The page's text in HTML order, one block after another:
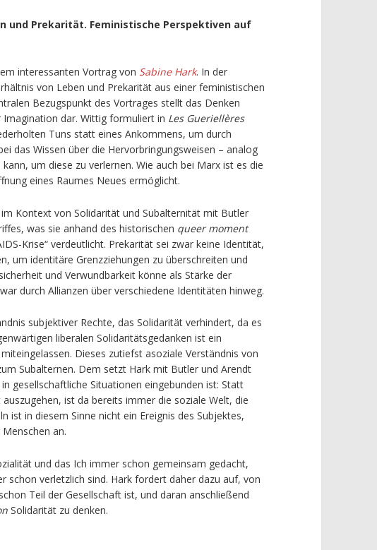
und Prekarität. Feministische Perspektiven auf
interessanten Vortrag von Sabine Hark. In der
von Leben und Prekarität aus einer feministischen
Bezugspunkt des Vortrages stellt das Denken
dar. Wittig formuliert in Les Gueriellères
Tuns statt eines Ankommens, um durch
das Wissen über die Hervorbringungsweisen – analog
um diese zu verlernen. Wie auch bei Marx ist es die
eines Raumes Neues ermöglicht.
Kontext von Solidarität und Subalternität mit Butler
was sie anhand des historischen queer moment
Krise“ verdeutlicht. Prekarität sei zwar keine Identität,
um identitäre Grenzziehungen zu überschreiten und
und Verwundbarkeit könne als Stärke der
durch Allianzen über verschiedene Identitäten hinweg.
subjektiver Rechte, das Solidarität verhindert, da es
liberalen Solidaritätsgedanken ist ein
Dieses zutiefst asoziale Verständnis von
Subalternen. Dem setzt Hark mit Butler und Arendt
gesellschaftliche Situationen eingebunden ist: Statt
ist da bereits immer die soziale Welt, die
ist in diesem Sinne nicht ein Ereignis des Subjektes,
an.
und das Ich immer schon gemeinsam gedacht,
schon verletzlich sind. Hark fordert daher dazu auf, von
Teil der Gesellschaft ist, und daran anschließend
Solidarität zu denken.